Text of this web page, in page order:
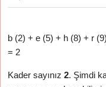
b (2) + e (5) + h (8) + r
= 2
Kader sayınız2. Şimdi